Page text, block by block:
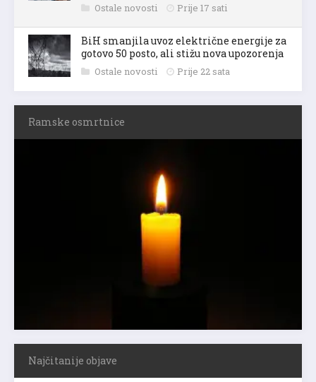
Ostale novosti Prije 17 sati
BiH smanjila uvoz električne energije za
gotovo 50 posto, ali stižu nova upozorenja
Ostale novosti Prije 22 sata
Ramske osmrtnice
Najčitanije objave